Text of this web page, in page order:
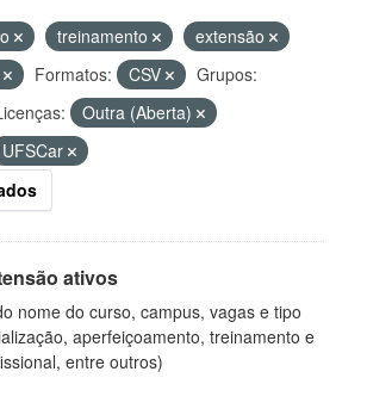
treinamento
extensão
Formatos: CSV
Grupos:
Outra (Aberta)
UFSCar
ativos
nome do curso, campus, vagas e tipo
aperfeiçoamento, treinamento e
entre outros)